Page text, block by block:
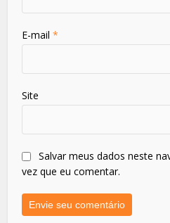
E-mail*
Site
Salvar meus dados neste
vez que eu comentar.